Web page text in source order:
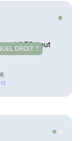
DROIT ?
– L’AFG veut